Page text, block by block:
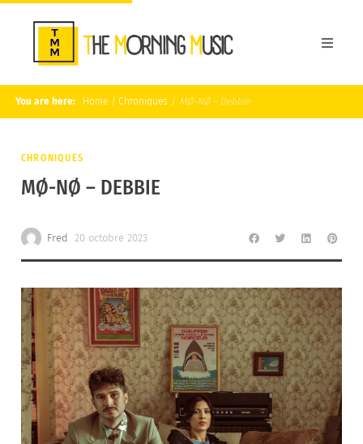
You are here: Home / Chroniques / MØ-NØ – Debbie
CHRONIQUES
MØ-NØ – DEBBIE
Fred 20 octobre 2023